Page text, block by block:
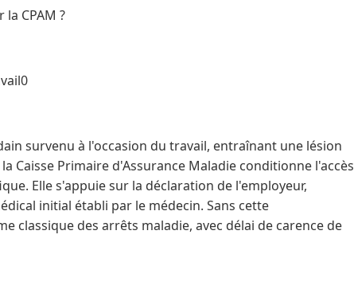
CPAM ?
survenu à l'occasion du travail, entraînant une lésion
Caisse Primaire d'Assurance Maladie conditionne l'accès
Elle s'appuie sur la déclaration de l'employeur,
initial établi par le médecin. Sans cette
classique des arrêts maladie, avec délai de carence de